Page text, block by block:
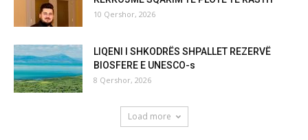
10 Qershor, 2026
LIQENI I SHKODRËS SHPALLET REZERVË
BIOSFERE E UNESCO-s
8 Qershor, 2026
Load more